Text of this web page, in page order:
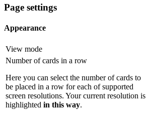
Page settings
Appearance
View mode
Number of cards in a row
Here you can select the number of cards to
be placed in a row for each of supported
screen resolutions. Your current resolution is
highlighted in this way.